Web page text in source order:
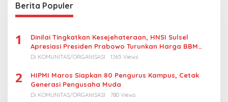
Berita Populer
1
Dinilai Tingkatkan Kesejehateraan, HNSI Sulsel
Apresiasi Presiden Prabowo Turunkan Harga BBM
Nelayan
Di KOMUNITAS/ORGANISASI 1,165 Views
2
HIPMI Maros Siapkan 80 Pengurus Kampus, Cetak
Generasi Pengusaha Muda
Di KOMUNITAS/ORGANISASI 780 Views